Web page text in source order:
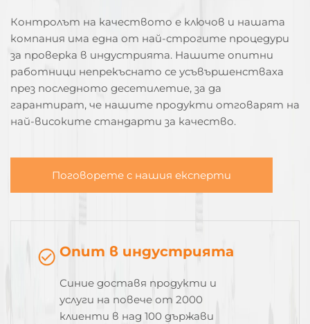
Контролът на качеството е ключов и нашата
компания има една от най-строгите процедури
за проверка в индустрията. Нашите опитни
работници непрекъснато се усъвършенстваха
през последното десетилетие, за да
гарантират, че нашите продукти отговарят на
най-високите стандарти за качество.
Поговорете с нашия експерти
Опит в индустрията
Синие доставя продукти и
услуги на повече от 2000
клиенти в над 100 държави